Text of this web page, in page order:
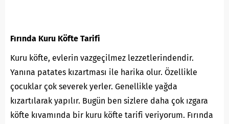
Fırında Kuru Köfte Tarifi
Kuru köfte, evlerin vazgeçilmez lezzetlerindendir.
Yanına patates kızartması ile harika olur. Özellikle
çocuklar çok severek yerler. Genellikle yağda
kızartılarak yapılır. Bugün ben sizlere daha çok ızgara
köfte kıvamında bir kuru köfte tarifi veriyorum. Fırında